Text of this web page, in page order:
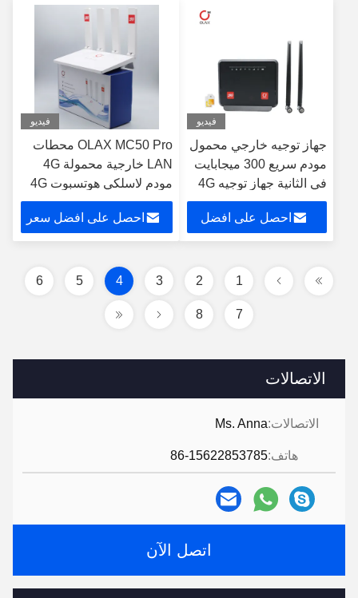
الاتصالات
الاتصالات:Ms. Anna
هاتف:86-15622853785
اتصل الآن
فيديو
جهاز توجيه خارجي محمول
مودم سريع 300 ميجابايت
في الثانية جهاز توجيه 4G
LTE طويل المدى مع 4
منافذ LAN احصل على افضل
فيديو
OLAX MC50 Pro محطات
LAN خارجية محمولة 4G
مودم لاسلكي هوتسبوت 4G
Lte راوتر واي فاي 4G Cpe
راوتر احصل على افضل سعر
1
2
3
4
5
6
7
8